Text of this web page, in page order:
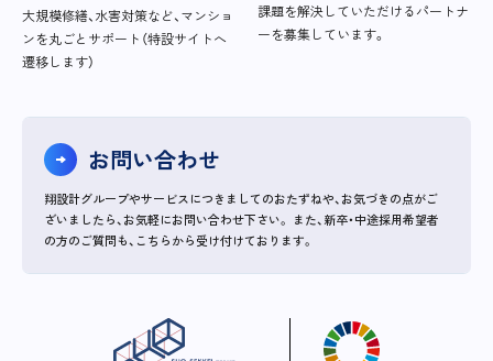
大規模修繕、水害対策など、マンショ
ンを丸ごとサポート（特設サイトへ
遷移します）
課題を解決していただけるパートナ
ーを募集しています。
お問い合わせ
翔設計グループやサービスにつきましてのおたずねや、お気づきの点がご
ざいましたら、お気軽にお問い合わせ下さい。 また、新卒・中途採用希望者
の方のご質問も、こちらから受け付けております。